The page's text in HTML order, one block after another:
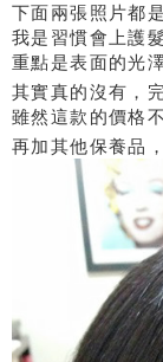
下面兩張照片都
我是習慣會上護
重點是表面的光
其實真的沒有，
雖然這款的價格
再加其他保養品